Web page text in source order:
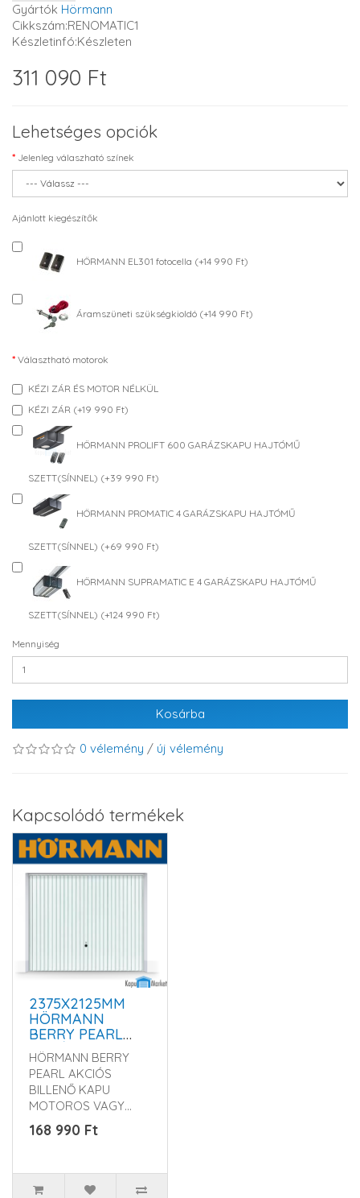
Gyártók Hörmann
Cikkszám:RENOMATIC1
Készletinfó:Készleten
311 090 Ft
Lehetséges opciók
Jelenleg válaszható színek
Ajánlott kiegészítők
HÖRMANN EL301 fotocella (+14 990 Ft)
Áramszüneti szükségkioldó (+14 990 Ft)
Választható motorok
KÉZI ZÁR ÉS MOTOR NÉLKÜL
KÉZI ZÁR (+19 990 Ft)
HÖRMANN PROLIFT 600 GARÁZSKAPU HAJTÓMŰ
SZETT(SÍNNEL) (+39 990 Ft)
HÖRMANN PROMATIC 4 GARÁZSKAPU HAJTÓMŰ
SZETT(SÍNNEL) (+69 990 Ft)
HÖRMANN SUPRAMATIC E 4 GARÁZSKAPU HAJTÓMŰ
SZETT(SÍNNEL) (+124 990 Ft)
Mennyiség
Kosárba
0 vélemény / új vélemény
Kapcsolódó termékek
2375X2125MM
HÖRMANN
BERRY PEARL
GARÁZSKAPU -
KÉZI VAGY
MOTOROS
MŰKÖDTETÉSSEL
HÖRMANN BERRY
PEARL AKCIÓS
BILLENŐ KAPU
MOTOROS VAGY
KÉZI
KIVITELBEN Rendelés
168 990 Ft